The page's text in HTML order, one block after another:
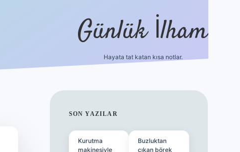
Günlük İlham
Hayata tat katan kısa notlar.
SIDEBAR
SON YAZILAR
Kurutma
makinesiyle
Buzluktan
çıkan börek
betci giriş